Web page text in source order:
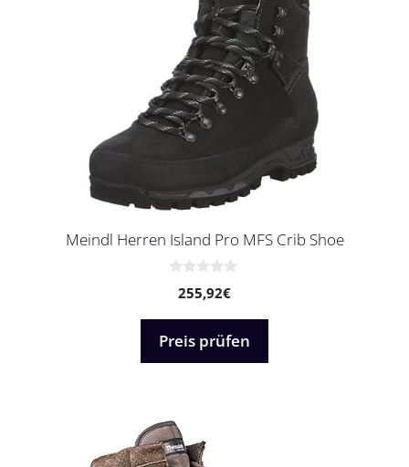
Meindl Herren Island Pro MFS Crib Shoe
n
5
255,92€
Preis prüfen